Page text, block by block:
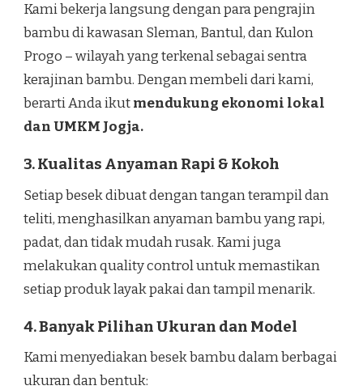
Kami bekerja langsung dengan para pengrajin
bambu di kawasan Sleman, Bantul, dan Kulon
Progo – wilayah yang terkenal sebagai sentra
kerajinan bambu. Dengan membeli dari kami,
berarti Anda ikutmendukung ekonomi lokal
dan UMKM Jogja.
3. Kualitas Anyaman Rapi & Kokoh
Setiap besek dibuat dengan tangan terampil dan
teliti, menghasilkan anyaman bambu yang rapi,
padat, dan tidak mudah rusak. Kami juga
melakukan quality control untuk memastikan
setiap produk layak pakai dan tampil menarik.
4. Banyak Pilihan Ukuran dan Model
Kami menyediakan besek bambu dalam berbagai
ukuran dan bentuk: